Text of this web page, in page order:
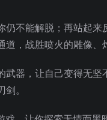
仍不能解脱；再站起
，战胜喷火的雕像、
器，让自己变得无
。